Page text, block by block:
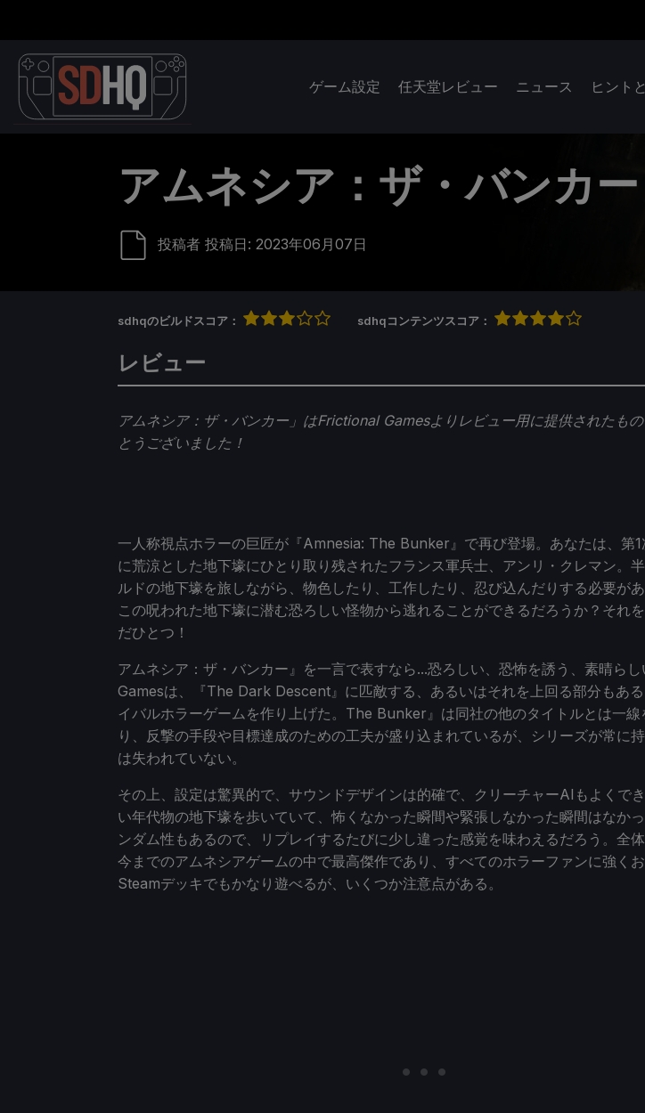
ゲーム設定 任天堂レビュー ニュース ヒント
アムネシア：ザ・バンカー
投稿者 投稿日: 2023年06月07日
sdhqのビルドスコア： sdhqコンテンツスコア：
レビュー
アムネシア：ザ・バンカー」はFrictional Gamesよりレビュー用に提供されたも
とうございました！
一人称視点ホラーの巨匠が『Amnesia: The Bunker』で再び登場。あなたは、第1
に荒涼とした地下壕にひとり取り残されたフランス軍兵士、アンリ・クレマン。
ルドの地下壕を旅しながら、物色したり、工作したり、忍び込んだりする必要が
この呪われた地下壕に潜む恐ろしい怪物から逃れることができるだろうか？それ
だひとつ！
アムネシア：ザ・バンカー』を一言で表すなら...恐ろしい、恐怖を誘う、素晴ら
Gamesは、『The Dark Descent』に匹敵する、あるいはそれを上回る部分もあ
イバルホラーゲームを作り上げた。The Bunker』は同社の他のタイトルとは一線
り、反撃の手段や目標達成のための工夫が盛り込まれているが、シリーズが常に
は失われていない。
その上、設定は驚異的で、サウンドデザインは的確で、クリーチャーAIもよくで
い年代物の地下壕を歩いていて、怖くなかった瞬間や緊張しなかった瞬間はなか
ンダム性もあるので、リプレイするたびに少し違った感覚を味わえるだろう。全
今までのアムネシアゲームの中で最高傑作であり、すべてのホラーファンに強くお
Steamデッキでもかなり遊べるが、いくつか注意点がある。